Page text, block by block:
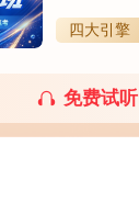
四大引擎
免费试听